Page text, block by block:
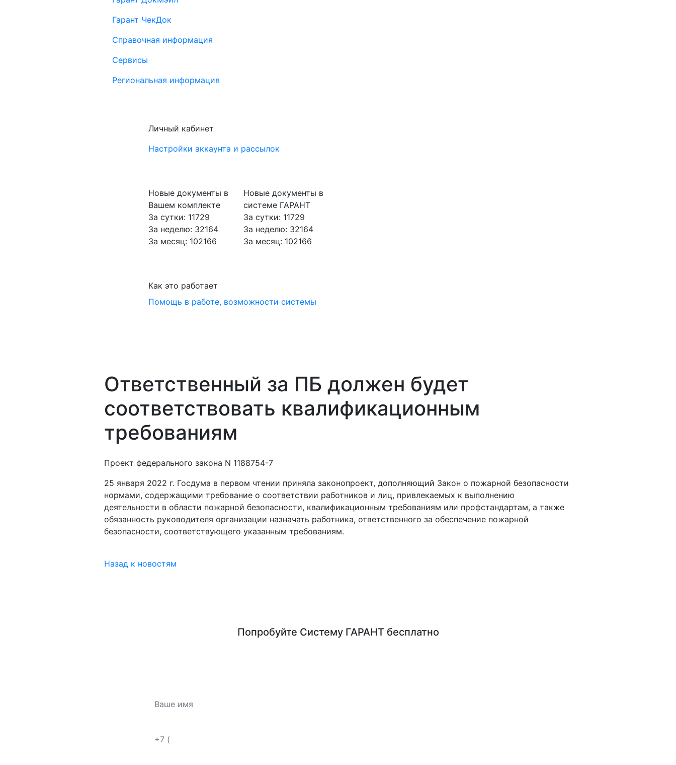
Гарант ЧекДок
Справочная информация
Сервисы
Региональная информация
Личный кабинет
Настройки аккаунта и рассылок
Новые документы в
Вашем комплекте
За сутки: 11729
За неделю: 32164
За месяц: 102166
Новые документы в
системе ГАРАНТ
За сутки: 11729
За неделю: 32164
За месяц: 102166
Как это работает
Помощь в работе, возможности системы
Ответственный за ПБ должен будет
соответствовать квалификационным
требованиям
Проект федерального закона N 1188754-7
25 января 2022 г. Госдума в первом чтении приняла законопроект, дополняющий Закон о пожарной безопасности
нормами, содержащими требование о соответствии работников и лиц, привлекаемых к выполнению
деятельности в области пожарной безопасности, квалификационным требованиям или профстандартам, а также
обязанность руководителя организации назначать работника, ответственного за обеспечение пожарной
безопасности, соответствующего указанным требованиям.
Назад к новостям
Попробуйте Систему ГАРАНТбесплатно